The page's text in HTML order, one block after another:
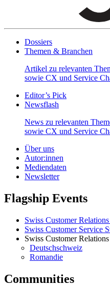
Dossiers
Themen & Branchen
Artikel zu relevanten
sowie CX und Service
Editor’s Pick
Newsflash
News zu relevanten
sowie CX und Service
Über uns
Autor:innen
Mediendaten
Newsletter
Flagship Events
Swiss Customer
Swiss Customer Service
Swiss Customer
Deutschschweiz
Romandie
Communities